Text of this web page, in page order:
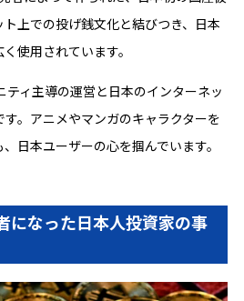
上での投げ銭文化と結びつき、日本
使用されています。
ィ主導の運営と日本のインターネッ
す。アニメやマンガのキャラクターを
日本ユーザーの心を掴んでいます。
になった日本人投資家の事